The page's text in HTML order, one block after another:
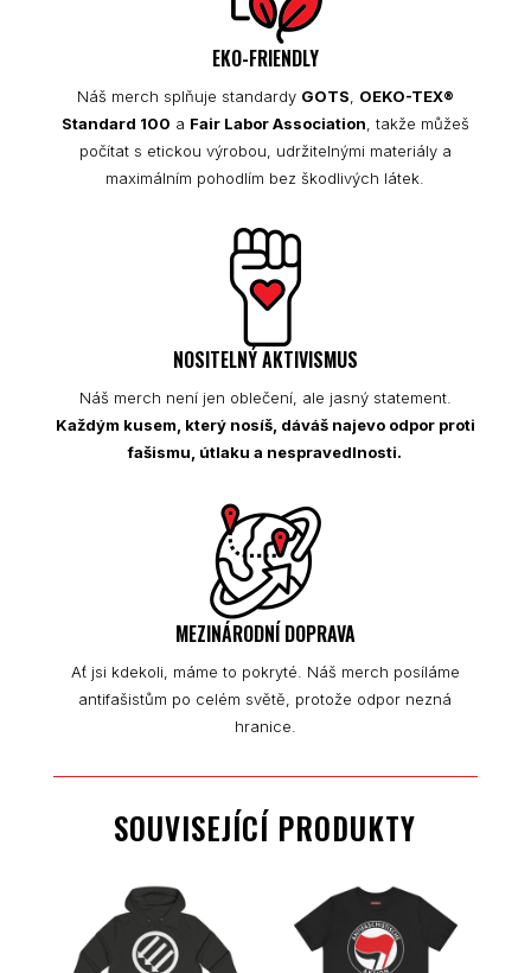
EKO-FRIENDLY
Náš merch splňuje standardy GOTS
OEKO-TEX®
Standard 100 a Fair Labor Association , takže můžeš
počítat s etickou výrobou, udržitelnými materiály a
maximálním pohodlím bez škodlivých látek.
NOSITELNÝ AKTIVISMUS
Náš merch není jen oblečení, ale jasný statement.
Každým kusem, který nosíš, dáváš najevo odpor proti
fašismu, útlaku a nespravedlnosti.
MEZINÁRODNÍ DOPRAVA
Ať jsi kdekoli, máme to pokryté. Náš merch posíláme
antifašistům po celém světě, protože odpor nezná
hranice.
SOUVISEJÍCÍ PRODUKTY